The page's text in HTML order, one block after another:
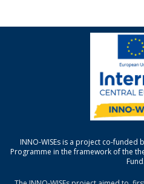
INNO-WISEs is a project co-funded
Programme in the framework of the
Fund.